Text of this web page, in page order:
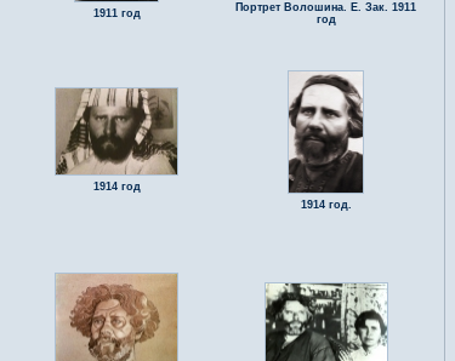
1911 год
Портрет Волошина. Е. Зак. 1911
год
1914 год
1914 год.